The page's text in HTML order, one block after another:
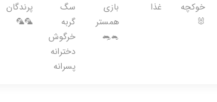
خوکچه
🐰
غذا
بازی
همستر
🐁🐀
سگ
گربه
خرگوش
دخترانه
پسرانه
پرندگان
🦜🦜